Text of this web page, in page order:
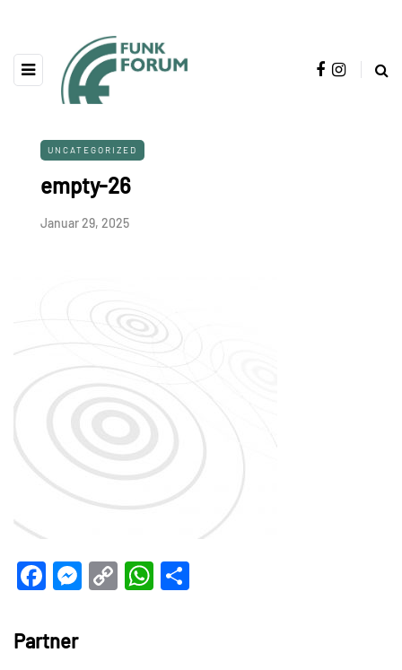
UNCATEGORIZED
empty-26
Januar 29, 2025
Facebook
Messenger
CopyWhatsApp
Partner